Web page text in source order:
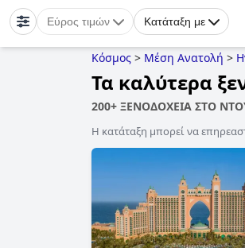
Εύρος τιμών Κατάταξη με
Κόσμος > Μέση Ανατολή >
Τα καλύτερα
200+ ΞΕΝΟΔΟΧΕΙΑ ΣΤΟ
Η κατάταξη μπορεί να